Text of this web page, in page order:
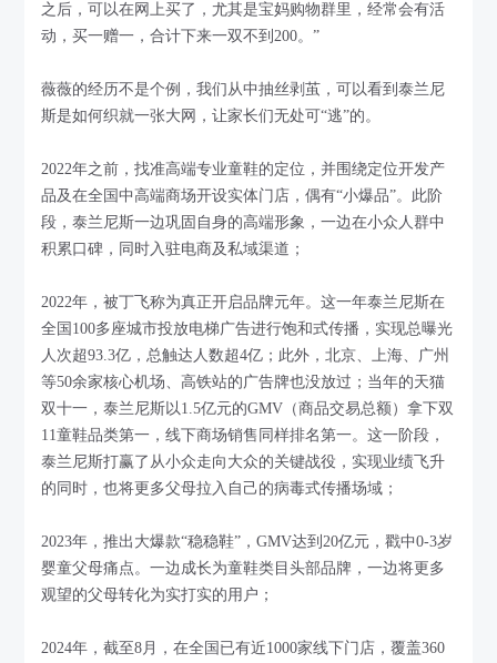
之后，可以在网上买了，尤其是宝妈购物群里，经常会有活
动，买一赠一，合计下来一双不到200。”
薇薇的经历不是个例，我们从中抽丝剥茧，可以看到泰兰尼
斯是如何织就一张大网，让家长们无处可“逃”的。
2022年之前，找准高端专业童鞋的定位，并围绕定位开发产
品及在全国中高端商场开设实体门店，偶有“小爆品”。此阶
段，泰兰尼斯一边巩固自身的高端形象，一边在小众人群中
积累口碑，同时入驻电商及私域渠道；
2022年，被丁飞称为真正开启品牌元年。这一年泰兰尼斯在
全国100多座城市投放电梯广告进行饱和式传播，实现总曝光
人次超93.3亿，总触达人数超4亿；此外，北京、上海、广州
等50余家核心机场、高铁站的广告牌也没放过；当年的天猫
双十一，泰兰尼斯以1.5亿元的GMV（商品交易总额）拿下双
11童鞋品类第一，线下商场销售同样排名第一。这一阶段，
泰兰尼斯打赢了从小众走向大众的关键战役，实现业绩飞升
的同时，也将更多父母拉入自己的病毒式传播场域；
2023年，推出大爆款“稳稳鞋”，GMV达到20亿元，戳中0-3岁
婴童父母痛点。一边成长为童鞋类目头部品牌，一边将更多
观望的父母转化为实打实的用户；
2024年，截至8月，在全国已有近1000家线下门店，覆盖360